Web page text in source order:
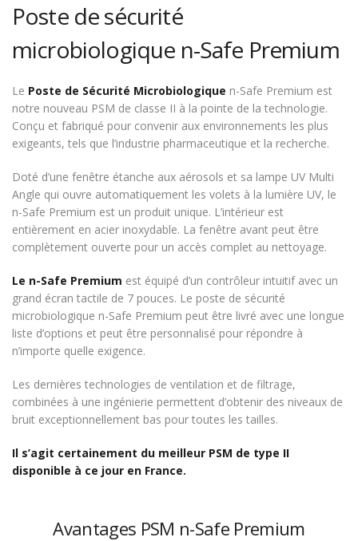
Poste de sécurité
microbiologique n-Safe Premium
Le Poste de Sécurité Microbiologique n-Safe Premium est
notre nouveau PSM de classe II à la pointe de la technologie.
Conçu et fabriqué pour convenir aux environnements les plus
exigeants, tels que l’industrie pharmaceutique et la recherche.
Doté d’une fenêtre étanche aux aérosols et sa lampe UV Multi
Angle qui ouvre automatiquement les volets à la lumière UV, le
n-Safe Premium est un produit unique. L’intérieur est
entièrement en acier inoxydable. La fenêtre avant peut être
complètement ouverte pour un accès complet au nettoyage.
Le n-Safe Premium est équipé d’un contrôleur intuitif avec un
grand écran tactile de 7 pouces. Le poste de sécurité
microbiologique n-Safe Premium peut être livré avec une longue
liste d’options et peut être personnalisé pour répondre à
n’importe quelle exigence.
Les dernières technologies de ventilation et de filtrage,
combinées à une ingénierie permettent d’obtenir des niveaux de
bruit exceptionnellement bas pour toutes les tailles.
Il s’agit certainement du meilleur PSM de type II
disponible à ce jour en France.
Avantages PSM n-Safe Premium